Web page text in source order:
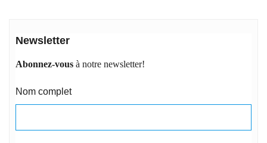
Newsletter
Abonnez-vous à notre newsletter!
Nom complet